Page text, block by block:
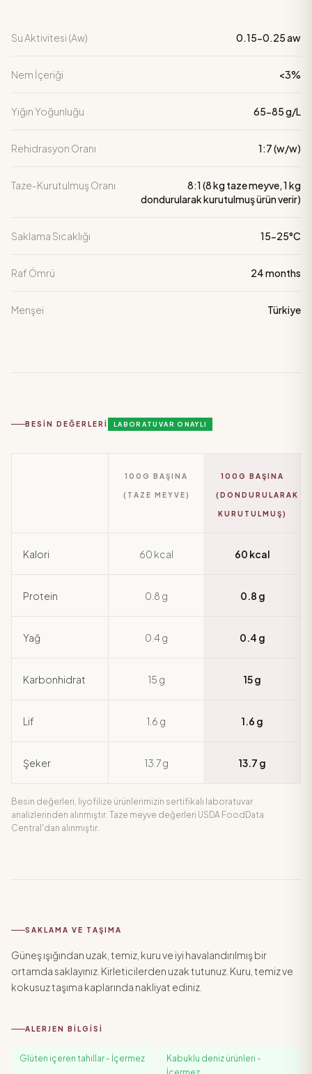
Su Aktivitesi (Aw) 0.15-0.25 aw
Nem İçeriği <3%
Yığın Yoğunluğu 65-85 g/L
Rehidrasyon Oranı 1:7 (w/w)
Taze-Kurutulmuş Oranı
8:1 (8 kg taze meyve, 1 kg
dondurularak kurutulmuş ürün verir)
Saklama Sıcaklığı 15-25°C
Raf Ömrü 24 months
Menşei Türkiye
BESIN DEĞERLERI LABORATUVAR ONAYLI
100G BAŞINA
(TAZE MEYVE)
100G BAŞINA
(DONDURULARAK
KURUTULMUŞ)
Kalori 60 kcal 60 kcal
Protein 0.8 g 0.8 g
Yağ 0.4 g 0.4 g
Karbonhidrat 15 g 15 g
Lif 1.6 g 1.6 g
Şeker 13.7 g 13.7 g
Besin değerleri, liyofilize ürünlerimizin sertifikalı laboratuvar
analizlerinden alınmıştır. Taze meyve değerleri USDA FoodData
Central'dan alınmıştır.
SAKLAMA VE TAŞIMA
Güneş ışığından uzak, temiz, kuru ve iyi havalandırılmış bir
ortamda saklayınız. Kirleticilerden uzak tutunuz. Kuru, temiz ve
kokusuz taşıma kaplarında nakliyat ediniz.
ALERJEN BILGISI
Glüten içeren tahıllar - İçermez Kabuklu deniz ürünleri -